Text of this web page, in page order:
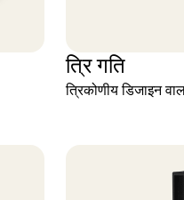
त्रि गति
त्रिकोणीय डिजाइन